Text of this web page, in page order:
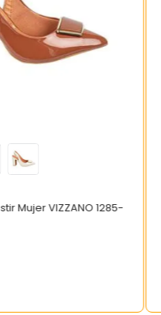
Mujer VIZZANO 1285-